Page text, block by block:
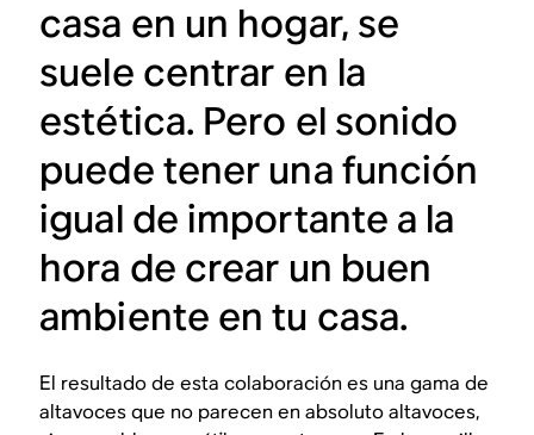
casa en un hogar, se
suele centrar en la
estética. Pero el sonido
puede tener una función
igual de importante a la
hora de crear un buen
ambiente en tu casa.
El resultado de esta colaboración es una gama de
altavoces que no parecen en absoluto altavoces,